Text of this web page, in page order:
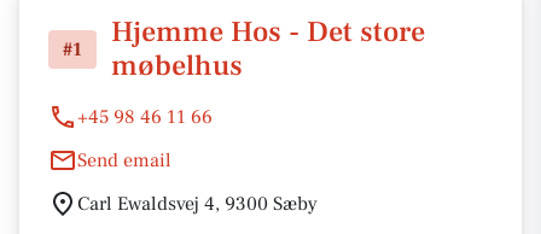
#1
Hjemme Hos - Det store
møbelhus
+45 98 46 11 66
Send email
Carl Ewaldsvej 4, 9300 Sæby